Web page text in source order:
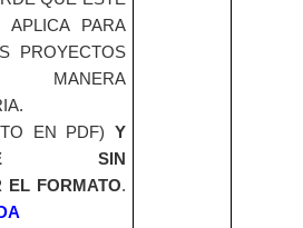
APLICA PARA
PROYECTOS
EN PDF) Y
SIN
EL FORMATO.